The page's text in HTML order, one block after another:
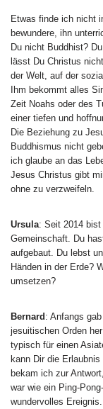
Etwas finde ich nicht
bewundere, ihn
Du nicht Buddhist?
lässt Du Christus
der Welt, auf der
Ihm bekommt alles
Zeit Noahs oder des
einer tiefen und
Die Beziehung zu
Buddhismus nicht
ich glaube an das
Jesus Christus gibt
ohne zu verzweifeln.
Ursula: Seit 2014 bist
Gemeinschaft. Du
aufgebaut. Du lebst
Händen in der Erde?
umsetzen?
Bernard : Anfangs
jesuitischen Orden
typisch für einen
kann Dir die
bekam ich zur
war wie ein Ping-
wundervolles